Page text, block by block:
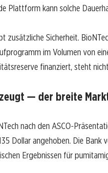
Plattform kann solche
zusätzliche Sicherheit.
im Volumen von
finanziert, steht
— der breite
nach den ASCO-
Dollar angehoben. Die
Ergebnissen für